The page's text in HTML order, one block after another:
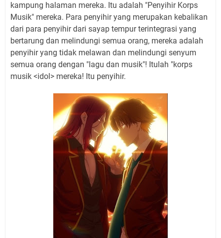
kampung halaman mereka. Itu adalah "Penyihir Korps
Musik" mereka. Para penyihir yang merupakan kebalikan
dari para penyihir dari sayap tempur terintegrasi yang
bertarung dan melindungi semua orang, mereka adalah
penyihir yang tidak melawan dan melindungi senyum
semua orang dengan "lagu dan musik"! Itulah "korps
musik <idol> mereka! Itu penyihir.